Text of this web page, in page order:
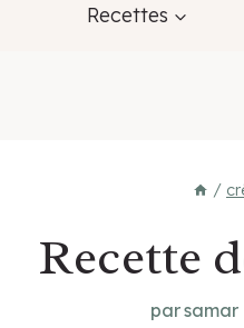
Recettes
/
Recette
parsamar